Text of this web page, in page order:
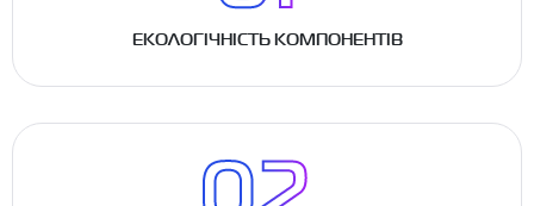
ЕКОЛОГІЧНІСТЬ КОМПОНЕНТІВ